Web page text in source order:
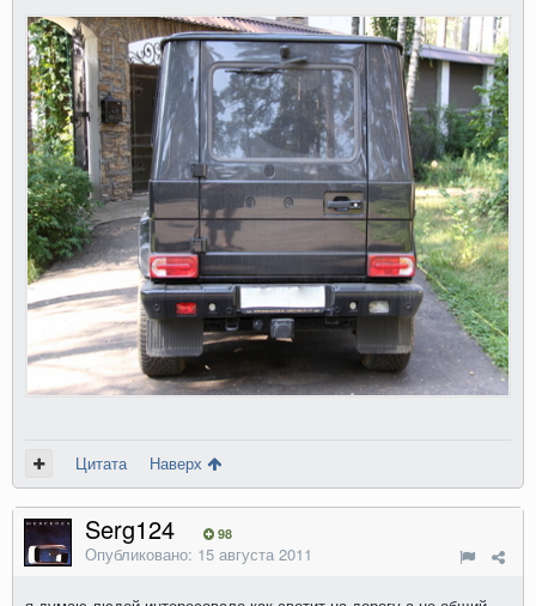
Цитата Наверх
Serg124 98
Опубликовано: 15 августа 2011